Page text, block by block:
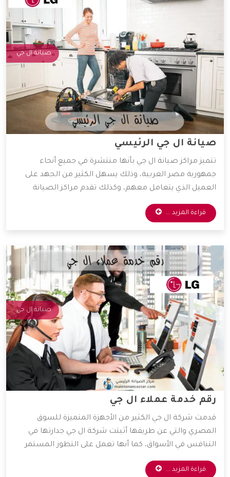
صيانة ال جي
صيانة ال جي الرئيسي
تتميز مراكز صيانة ال جي بأنها منتشرة في جميع أنحاء
جمهورية مصر العربية، وذلك يسهل الكثير من الجهد على
العميل الذي يتعامل معهم، وكذلك تقدم مراكز الصيانة
قطع غيار أصلية وخدمات صيانة بأقل الأسعار الممكنة،
ولذلك يفضل التعامل معها الكثير من العملاء، وسوف
قراءة المزيد ...
صيانة ال جي
رقم خدمة عملاء ال جي
قدمت شركة ال جي الكثير من الأجهزة المتميزة للسوق
المصري والتي عن طريقها أثبتت شركة ال جي جدارتها في
التنافس في الأسواق، كما أنها تعمل على التطور المستمر
لأجهزتها المتوفرة، و ذلك للعمل على راحة العميل بأكبر كم
من التطور التكنولوجي، وقد وفرت الشركة خدمات مهمة
قراءة المزيد ...